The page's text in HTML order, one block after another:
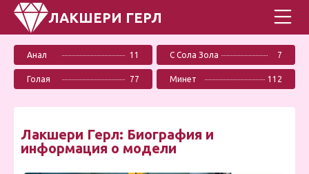
ЛАКШЕРИ ГЕРЛ
Анал 11 С Сола Зола 7
Голая 77 Минет 112
Лакшери Герл: Биография и
информация о модели